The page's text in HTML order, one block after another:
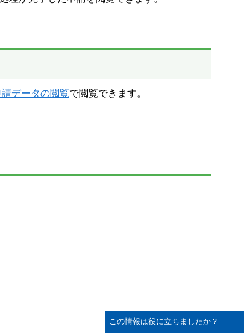
データの閲覧で閲覧できます。
この情報は役に立ちましたか？